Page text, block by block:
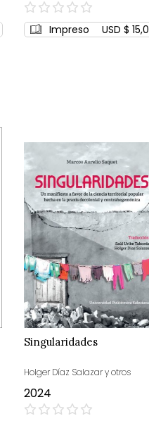
0%
Impreso USD $
Singularidades
Holger Díaz Salazar y otros
2024